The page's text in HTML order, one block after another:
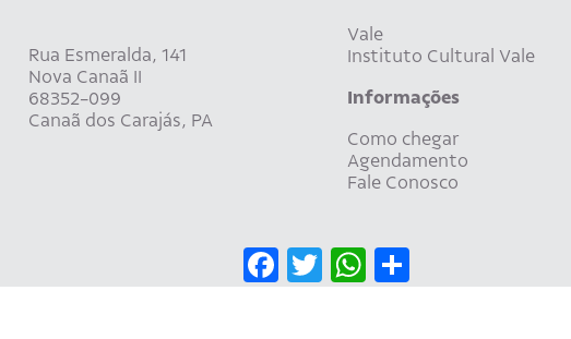
Rua Esmeralda, 141
Nova Canaã II
68352-099
Canaã dos Carajás, PA
Vale
Instituto Cultural Vale
Informações
Como chegar
Agendamento
Fale Conosco
Facebook Twitter WhatsApp